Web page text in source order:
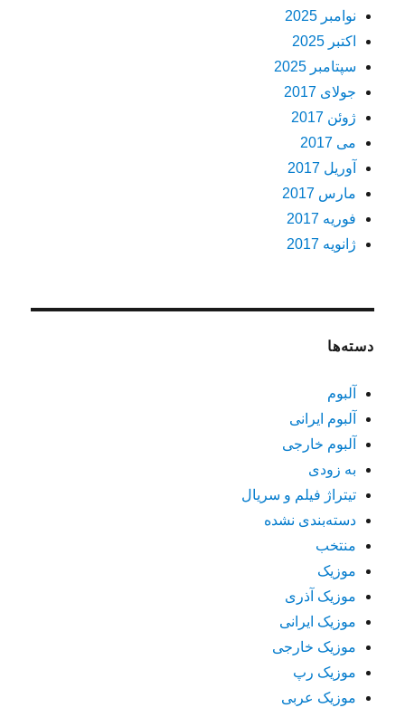
نوامبر 2025
اکتبر 2025
سپتامبر 2025
جولای 2017
ژوئن 2017
می 2017
آوریل 2017
مارس 2017
فوریه 2017
ژانویه 2017
دسته‌ها
آلبوم
آلبوم ایرانی
آلبوم خارجی
به زودی
تیتراژ فیلم و سریال
دسته‌بندی نشده
منتخب
موزیک
موزیک آذری
موزیک ایرانی
موزیک خارجی
موزیک رپ
موزیک عربی